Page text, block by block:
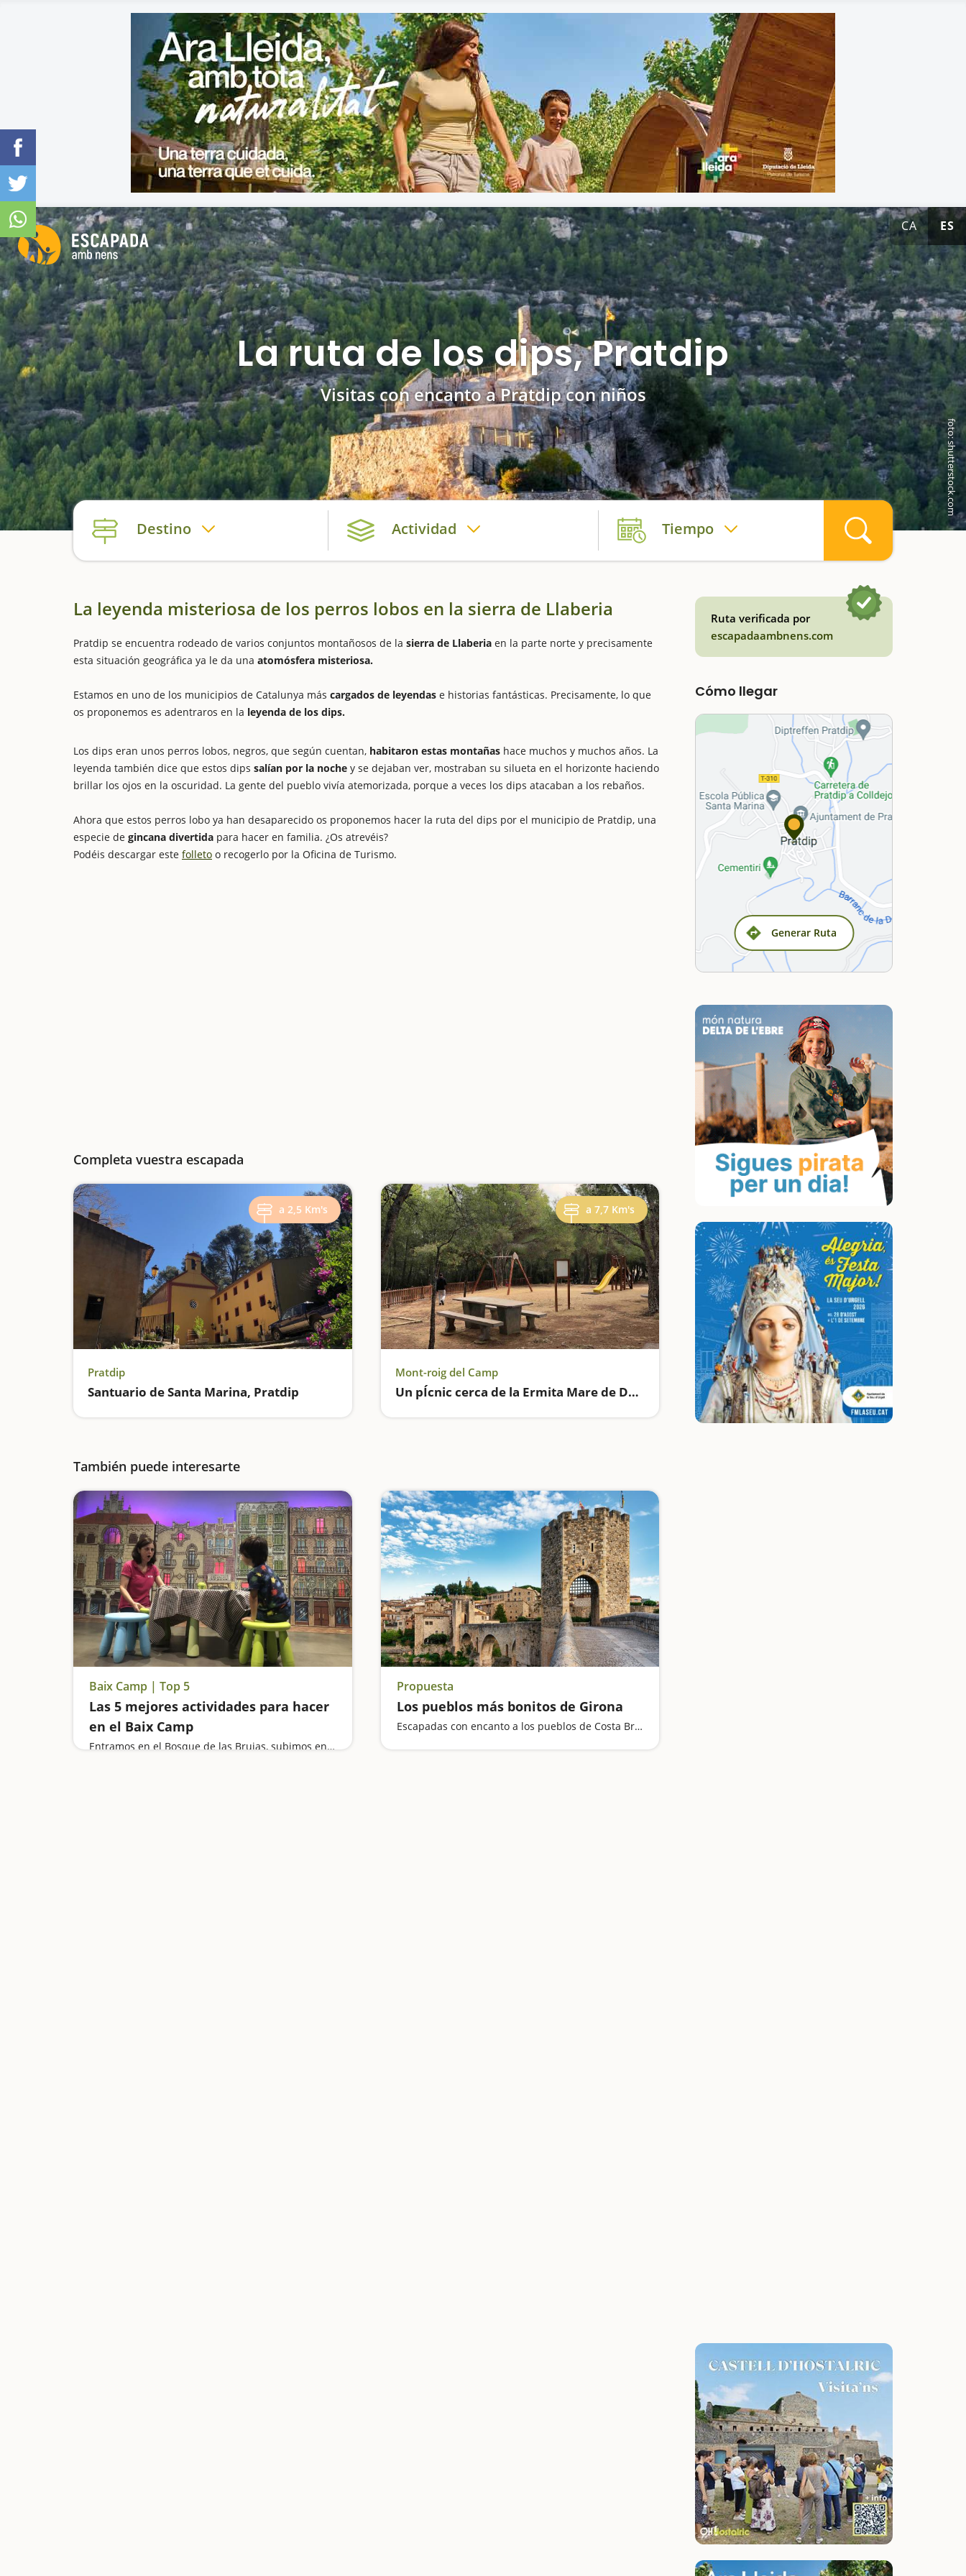
CA ES
La ruta de los dips, Pratdip
Visitas con encanto a Pratdip con niños
foto: shutterstock.com
Destino Actividad Tiempo
La leyenda misteriosa de los perros lobos en la sierra de Llaberia
Pratdip se encuentra rodeado de varios conjuntos montañosos de la sierra de Llaberia en la parte norte y precisamente
esta situación geográfica ya le da una atomósfera misteriosa.
Estamos en uno de los municipios de Catalunya más cargados de leyendas e historias fantásticas. Precisamente, lo que
os proponemos es adentraros en la leyenda de los dips.
Los dips eran unos perros lobos, negros, que según cuentan, habitaron estas montañas hace muchos y muchos años. La
leyenda también dice que estos dips salían por la noche y se dejaban ver, mostraban su silueta en el horizonte haciendo
brillar los ojos en la oscuridad. La gente del pueblo vivía atemorizada, porque a veces los dips atacaban a los rebaños.
Ahora que estos perros lobo ya han desaparecido os proponemos hacer la ruta del dips por el municipio de Pratdip, una
especie de gincana divertida para hacer en familia. ¿Os atrevéis?
Podéis descargar este folleto o recogerlo por la Oficina de Turismo.
Completa vuestra escapada
a 2,5 Km's
Pratdip
Santuario de Santa Marina, Pratdip
a 7,7 Km's
Mont-roig del Camp
Un pÍcnic cerca de la Ermita Mare de Déu de la Roca
También puede interesarte
Baix Camp | Top 5
Las 5 mejores actividades para hacer
en el Baix Camp
Entramos en el Bosque de las Brujas, subimos en un trenecito de miniatura, visitamos el Centre Gaudí de Reus y vamos de excursión hasta una de las pozas más espectaculares de Catalunya
Propuesta
Los pueblos más bonitos de Girona
Escapadas con encanto a los pueblos de Costa Brava y del interior de Girona
Ruta verificada por
escapadaambnens.com
Cómo llegar
Generar Ruta